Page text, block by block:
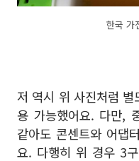
한국 가
저 역시 위 사진처럼
용 가능했어요. 다만,
같아도 콘센트와 어댑
요. 다행히 위 경우 3